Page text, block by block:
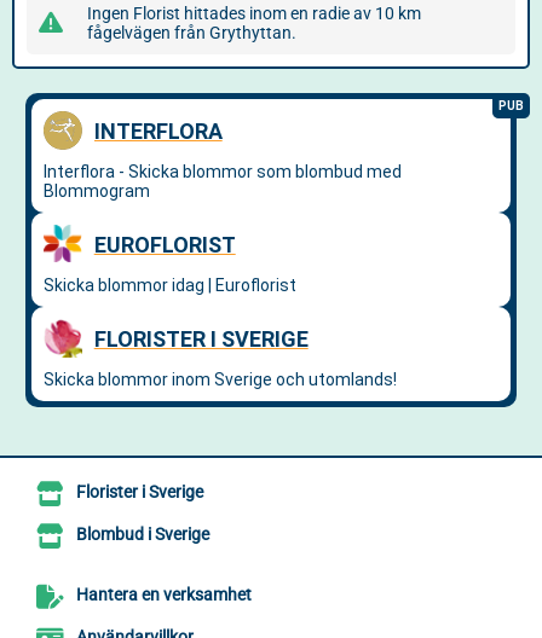
Ingen Florist hittades inom en radie av 10 km
fågelvägen från Grythyttan.
Florister i Sverige
Blombud i Sverige
Hantera en verksamhet